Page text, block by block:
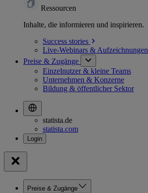
Ressourcen
Inhalte, die informieren und inspirieren.
Success stories
Live-Webinars & Aufzeichnungen
Preise & Zugänge
Einzelnutzer & kleine Teams
Unternehmen & Konzerne
Bildung & öffentlicher Sektor
statista.de
statista.com
Preise & Zugänge